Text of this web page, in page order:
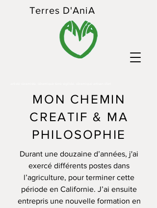
Terres D'AniA
MON CHEMIN
CREATIF & MA
PHILOSOPHIE
Durant une douzaine d’années, j'ai
exercé différents postes dans
l’agriculture, pour terminer cette
période en Californie. J’ai ensuite
entrepris une nouvelle formation en